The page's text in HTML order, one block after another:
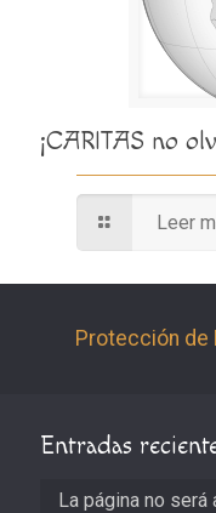
¡CARITAS no
Leer
Protección de
Entradas
La página no